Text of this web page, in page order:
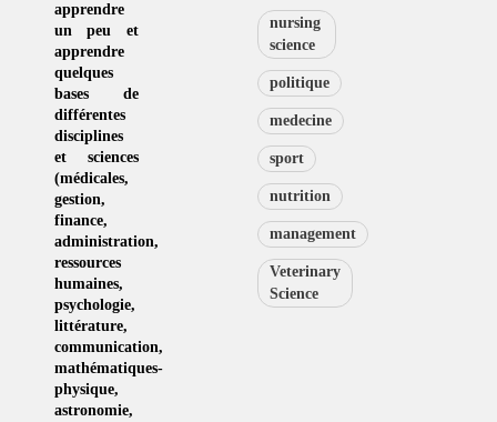
apprendre
un peu et
apprendre
quelques
bases de
différentes
disciplines
et sciences
(médicales,
gestion,
finance,
administration,
ressources
humaines,
psychologie,
littérature,
communication,
mathématiques-
physique,
astronomie,
nursing
science
politique
medecine
sport
nutrition
management
Veterinary
Science